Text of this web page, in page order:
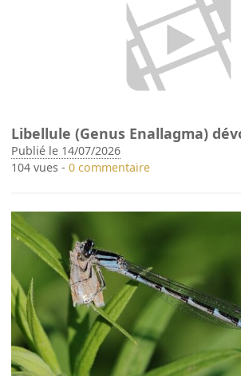
Libellule (Genus Enallagma)
Publié le 14/07/2026
104 vues -0 commentaire